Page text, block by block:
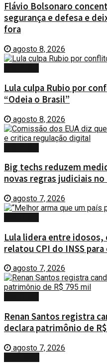
Flávio Bolsonaro
segurança e defesa e
fora
agosto 8, 2026
Lula culpa Rubio por
“Odeia o Brasil”
agosto 8, 2026
Big techs reduzem
novas regras judiciais
agosto 7, 2026
Lula lidera entre idosos,
relatou CPI do INSS
agosto 7, 2026
Renan Santos registra
declara patrimônio de
agosto 7, 2026